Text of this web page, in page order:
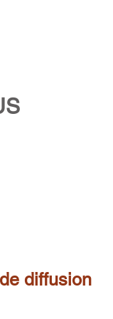
diffusion